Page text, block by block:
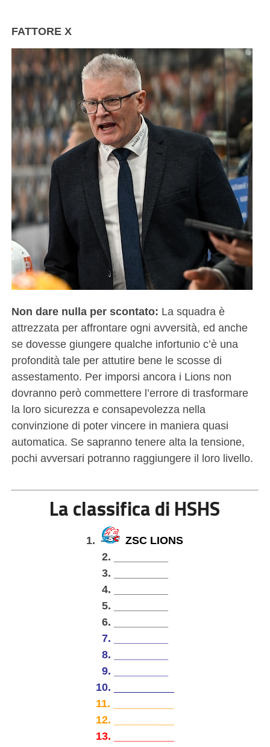
FATTORE X
Non dare nulla per scontato: La squadra è
attrezzata per affrontare ogni avversità, ed anche
se dovesse giungere qualche infortunio c’è una
profondità tale per attutire bene le scosse di
assestamento. Per imporsi ancora i Lions non
dovranno però commettere l’errore di trasformare
la loro sicurezza e consapevolezza nella
convinzione di poter vincere in maniera quasi
automatica. Se sapranno tenere alta la tensione,
pochi avversari potranno raggiungere il loro livello.
La classifica di HSHS
1.
ZSC LIONS
2.
3. _________
4. _________
5.
6.
7.
8. _________
9. _________
10.
11.
12. __________
13. __________